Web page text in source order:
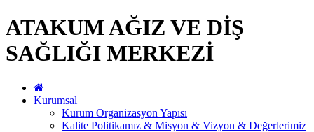
ATAKUM AĞIZ VE DİŞ
SAĞLIĞI MERKEZİ
Kurumsal
Kurum Organizasyon Yapısı
Kalite Politikamız & Misyon & Vizyon & Değerlerimiz